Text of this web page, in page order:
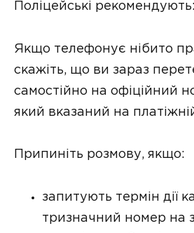
Поліцейські рекомендують:
Якщо телефонує нібито
скажіть, що ви зараз
самостійно на офіційний
який вказаний на
Припиніть розмову, якщо:
запитують термін дії
тризначний номер на